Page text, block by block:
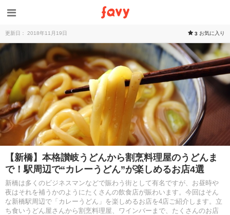
更新日： 2018年11月19日 3 お気に入り
【新橋】本格讃岐うどんから割烹料理屋のうどんま
で！駅周辺で“カレーうどん”が楽しめるお店4選
新橋は多くのビジネスマンなどで賑わう街として有名ですが、お昼時や
夜はそれを補うかのようにたくさんの飲食店が賑わいます。今回はそん
な新橋駅周辺で「カレーうどん」を楽しめるお店を4店ご紹介します。立
ち食いうどん屋さんから割烹料理屋、ワインバーまで、たくさんのお店